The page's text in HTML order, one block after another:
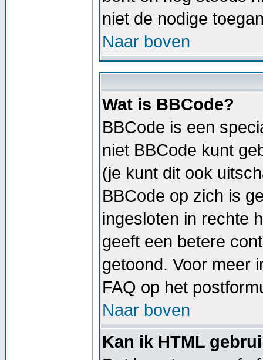
niet de nodige
Naar boven
Wat is BBCode?
BBCode is een
niet BBCode kunt
(je kunt dit ook
BBCode op zich is
ingesloten in rechte
geeft een betere
getoond. Voor meer
FAQ op het
Naar boven
Kan ik HTML